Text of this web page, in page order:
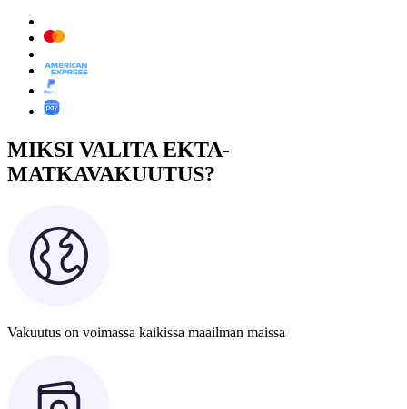
MIKSI VALITA EKTA-
MATKAVAKUUTUS?
Vakuutus on voimassa kaikissa maailman maissa